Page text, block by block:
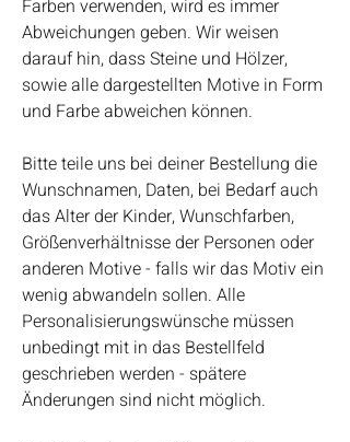
Farben verwenden, wird es immer
Abweichungen geben. Wir weisen
darauf hin, dass Steine und Hölzer,
sowie alle dargestellten Motive in Form
und Farbe abweichen können.
Bitte teile uns bei deiner Bestellung die
Wunschnamen, Daten, bei Bedarf auch
das Alter der Kinder, Wunschfarben,
Größenverhältnisse der Personen oder
anderen Motive - falls wir das Motiv ein
wenig abwandeln sollen. Alle
Personalisierungswünsche müssen
unbedingt mit in das Bestellfeld
geschrieben werden - spätere
Änderungen sind nicht möglich.